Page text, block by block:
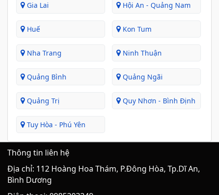
Gia Lai Hội An - Quảng Nam
Huế Kon Tum
Nha Trang Ninh Thuận
Quảng Bình Quảng Ngãi
Quảng Trị Quy Nhơn - Bình Định
Tuy Hòa - Phú Yên
Thông tin liên hệ
Địa chỉ: 112 Hoàng Hoa Thám, P.Đông Hòa, Tp.Dĩ An,
Bình Dương